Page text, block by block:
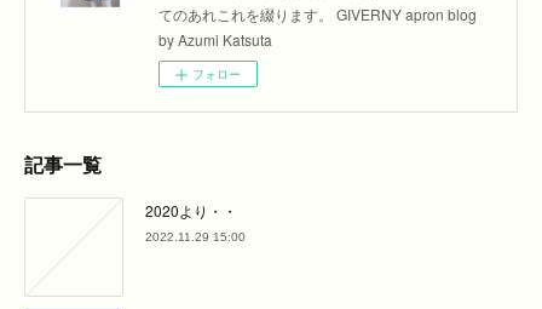
てのあれこれを綴ります。 GIVERNY apron blog
by Azumi Katsuta
フォロー
記事一覧
2020より・・
2022.11.29 15:00